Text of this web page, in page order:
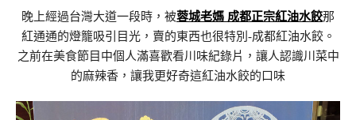
晚上經過台灣大道一段時，被蓉城老媽 成都正宗紅油水餃那
紅通通的燈籠吸引目光，賣的東西也很特別-成都紅油水餃。
之前在美食節目中個人滿喜歡看川味紀錄片，讓人認識川菜中
的麻辣香，讓我更好奇這紅油水餃的口味